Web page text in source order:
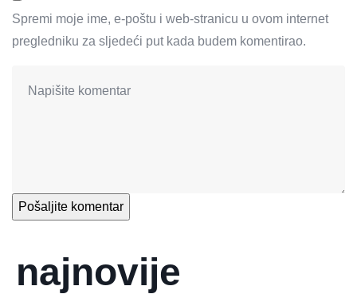
Spremi moje ime, e-poštu i web-stranicu u ovom internet
pregledniku za sljedeći put kada budem komentirao.
najnovije